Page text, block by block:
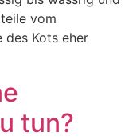
vom
des Kots eher
tun?